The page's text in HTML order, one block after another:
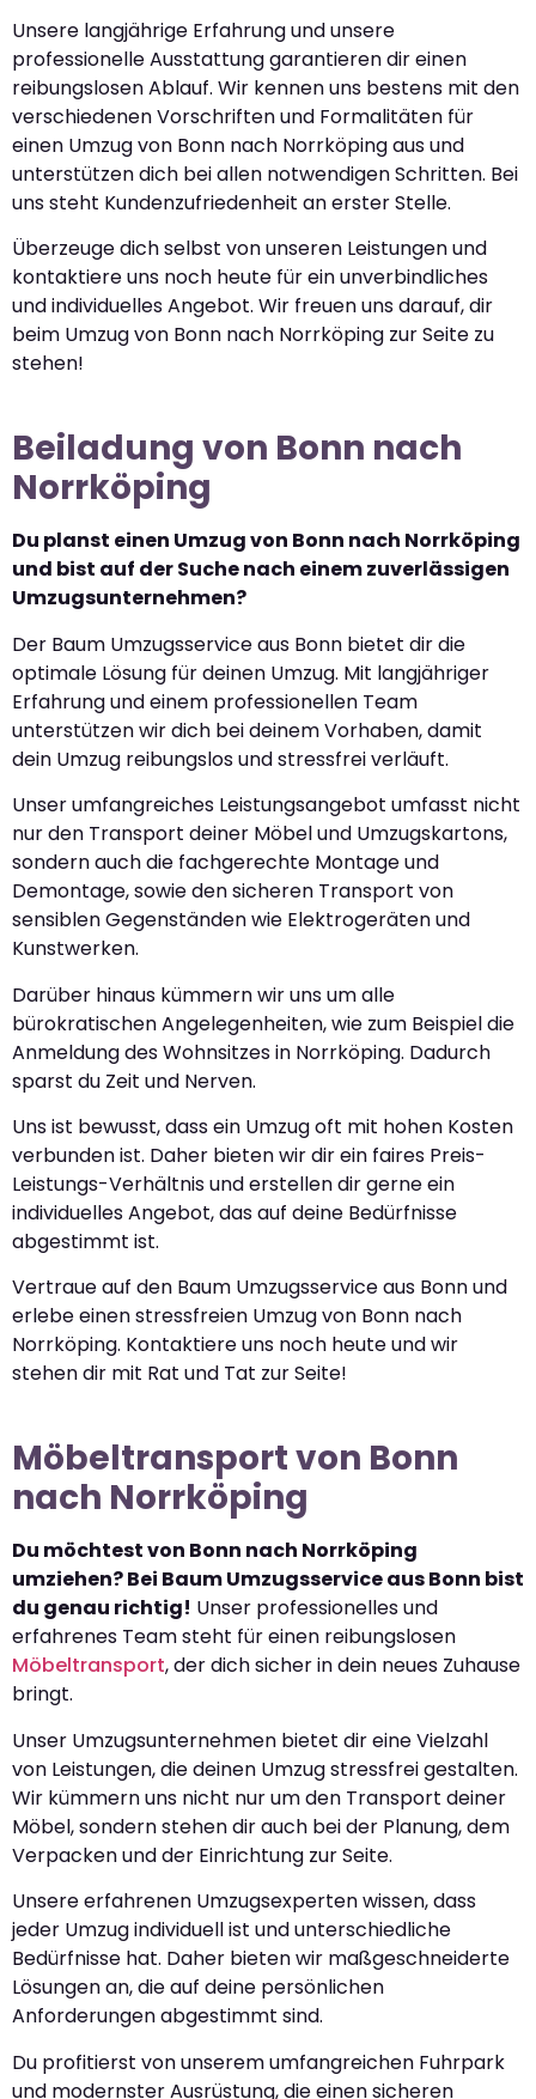
Unsere langjährige Erfahrung und unsere
professionelle Ausstattung garantieren dir einen
reibungslosen Ablauf. Wir kennen uns bestens mit den
verschiedenen Vorschriften und Formalitäten für
einen Umzug von Bonn nach Norrköping aus und
unterstützen dich bei allen notwendigen Schritten. Bei
uns steht Kundenzufriedenheit an erster Stelle.
Überzeuge dich selbst von unseren Leistungen und
kontaktiere uns noch heute für ein unverbindliches
und individuelles Angebot. Wir freuen uns darauf, dir
beim Umzug von Bonn nach Norrköping zur Seite zu
stehen!
Beiladung von Bonn nach
Norrköping
Du planst einen Umzug von Bonn nach Norrköping
und bist auf der Suche nach einem zuverlässigen
Umzugsunternehmen?
Der Baum Umzugsservice aus Bonn bietet dir die
optimale Lösung für deinen Umzug. Mit langjähriger
Erfahrung und einem professionellen Team
unterstützen wir dich bei deinem Vorhaben, damit
dein Umzug reibungslos und stressfrei verläuft.
Unser umfangreiches Leistungsangebot umfasst nicht
nur den Transport deiner Möbel und Umzugskartons,
sondern auch die fachgerechte Montage und
Demontage, sowie den sicheren Transport von
sensiblen Gegenständen wie Elektrogeräten und
Kunstwerken.
Darüber hinaus kümmern wir uns um alle
bürokratischen Angelegenheiten, wie zum Beispiel die
Anmeldung des Wohnsitzes in Norrköping. Dadurch
sparst du Zeit und Nerven.
Uns ist bewusst, dass ein Umzug oft mit hohen Kosten
verbunden ist. Daher bieten wir dir ein faires Preis-
Leistungs-Verhältnis und erstellen dir gerne ein
individuelles Angebot, das auf deine Bedürfnisse
abgestimmt ist.
Vertraue auf den Baum Umzugsservice aus Bonn und
erlebe einen stressfreien Umzug von Bonn nach
Norrköping. Kontaktiere uns noch heute und wir
stehen dir mit Rat und Tat zur Seite!
Möbeltransport von Bonn
nach Norrköping
Du möchtest von Bonn nach Norrköping
umziehen? Bei Baum Umzugsservice aus Bonn bist
du genau richtig! Unser professionelles und
erfahrenes Team steht für einen reibungslosen
Möbeltransport, der dich sicher in dein neues Zuhause
bringt.
Unser Umzugsunternehmen bietet dir eine Vielzahl
von Leistungen, die deinen Umzug stressfrei gestalten.
Wir kümmern uns nicht nur um den Transport deiner
Möbel, sondern stehen dir auch bei der Planung, dem
Verpacken und der Einrichtung zur Seite.
Unsere erfahrenen Umzugsexperten wissen, dass
jeder Umzug individuell ist und unterschiedliche
Bedürfnisse hat. Daher bieten wir maßgeschneiderte
Lösungen an, die auf deine persönlichen
Anforderungen abgestimmt sind.
Du profitierst von unserem umfangreichen Fuhrpark
und modernster Ausrüstung, die einen sicheren